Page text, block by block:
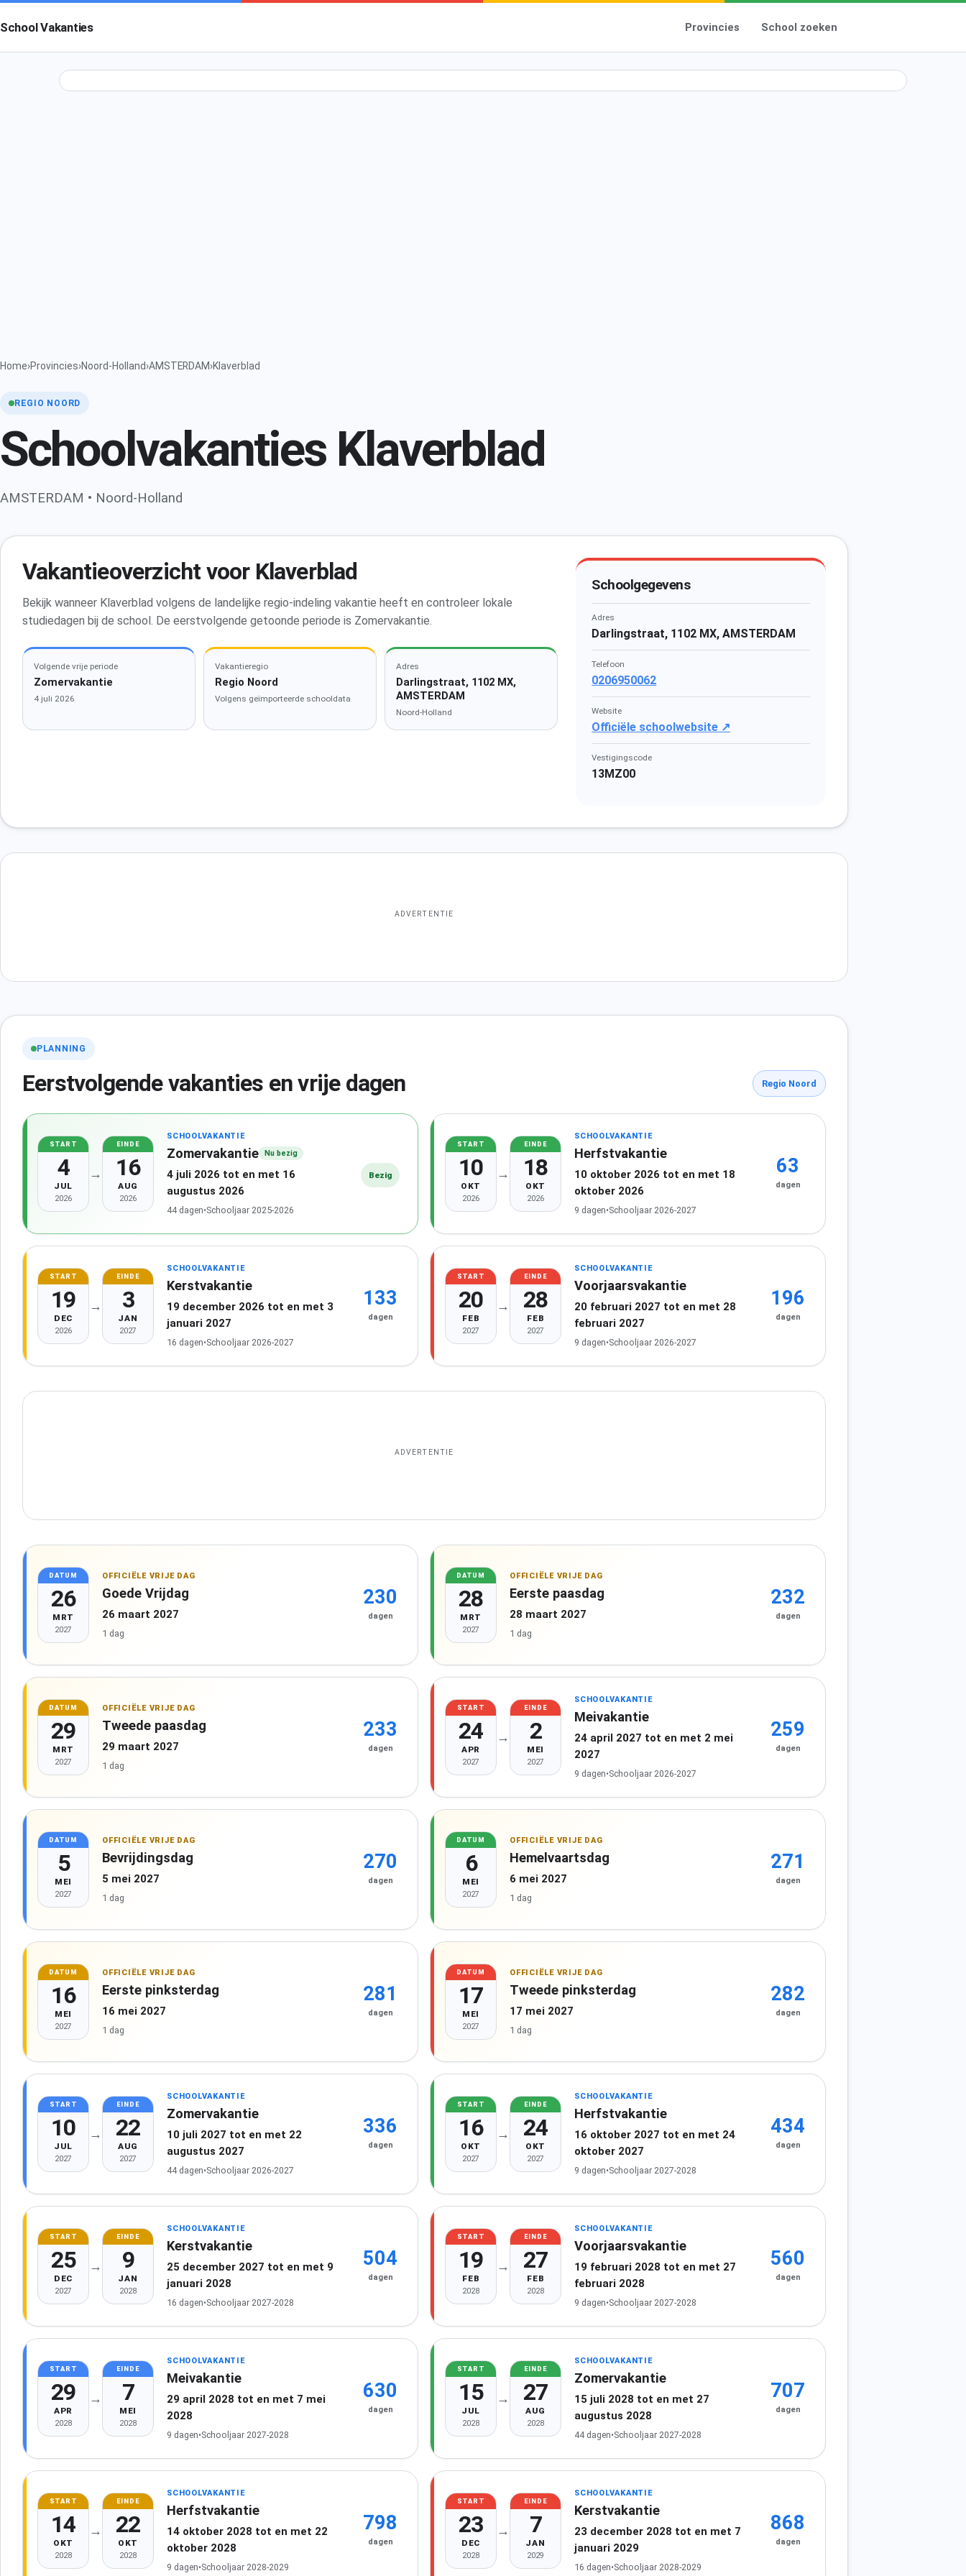
School Vakanties Provincies School zoeken
Home›Provincies›Noord-Holland›AMSTERDAM›Klaverblad
REGIO NOORD
Schoolvakanties Klaverblad
AMSTERDAM • Noord-Holland
Vakantieoverzicht voor Klaverblad
Bekijk wanneer Klaverblad volgens de landelijke regio-indeling vakantie heeft en controleer lokale
studiedagen bij de school. De eerstvolgende getoonde periode is Zomervakantie.
Volgende vrije periode
Zomervakantie
4 juli 2026
Vakantieregio
Regio Noord
Volgens geïmporteerde schooldata
Adres
Darlingstraat, 1102 MX,
AMSTERDAM
Noord-Holland
Schoolgegevens
Adres
Darlingstraat, 1102 MX, AMSTERDAM
Telefoon
0206950062
Website
Officiële schoolwebsite ↗
Vestigingscode
13MZ00
ADVERTENTIE
PLANNING
Eerstvolgende vakanties en vrije dagen Regio Noord
START
4
JUL
2026
→
EINDE
16
AUG
2026
SCHOOLVAKANTIE
Zomervakantie Nu bezig
4 juli 2026 tot en met 16
augustus 2026
44 dagen•Schooljaar 2025-2026
Bezig
START
10
OKT
2026
→
EINDE
18
OKT
2026
SCHOOLVAKANTIE
Herfstvakantie
10 oktober 2026 tot en met 18
oktober 2026
9 dagen•Schooljaar 2026-2027
63
dagen
START
19
DEC
2026
→
EINDE
3
JAN
2027
SCHOOLVAKANTIE
Kerstvakantie
19 december 2026 tot en met 3
januari 2027
16 dagen•Schooljaar 2026-2027
133
dagen
START
20
FEB
2027
→
EINDE
28
FEB
2027
SCHOOLVAKANTIE
Voorjaarsvakantie
20 februari 2027 tot en met 28
februari 2027
9 dagen•Schooljaar 2026-2027
196
dagen
ADVERTENTIE
DATUM
26
MRT
2027
OFFICIËLE VRIJE DAG
Goede Vrijdag
26 maart 2027
1 dag
230
dagen
DATUM
28
MRT
2027
OFFICIËLE VRIJE DAG
Eerste paasdag
28 maart 2027
1 dag
232
dagen
DATUM
29
MRT
2027
OFFICIËLE VRIJE DAG
Tweede paasdag
29 maart 2027
1 dag
233
dagen
START
24
APR
2027
→
EINDE
2
MEI
2027
SCHOOLVAKANTIE
Meivakantie
24 april 2027 tot en met 2 mei
2027
9 dagen•Schooljaar 2026-2027
259
dagen
DATUM
5
MEI
2027
OFFICIËLE VRIJE DAG
Bevrijdingsdag
5 mei 2027
1 dag
270
dagen
DATUM
6
MEI
2027
OFFICIËLE VRIJE DAG
Hemelvaartsdag
6 mei 2027
1 dag
271
dagen
DATUM
16
MEI
2027
OFFICIËLE VRIJE DAG
Eerste pinksterdag
16 mei 2027
1 dag
281
dagen
DATUM
17
MEI
2027
OFFICIËLE VRIJE DAG
Tweede pinksterdag
17 mei 2027
1 dag
282
dagen
START
10
JUL
2027
→
EINDE
22
AUG
2027
SCHOOLVAKANTIE
Zomervakantie
10 juli 2027 tot en met 22
augustus 2027
44 dagen•Schooljaar 2026-2027
336
dagen
START
16
OKT
2027
→
EINDE
24
OKT
2027
SCHOOLVAKANTIE
Herfstvakantie
16 oktober 2027 tot en met 24
oktober 2027
9 dagen•Schooljaar 2027-2028
434
dagen
START
25
DEC
2027
→
EINDE
9
JAN
2028
SCHOOLVAKANTIE
Kerstvakantie
25 december 2027 tot en met 9
januari 2028
16 dagen•Schooljaar 2027-2028
504
dagen
START
19
FEB
2028
→
EINDE
27
FEB
2028
SCHOOLVAKANTIE
Voorjaarsvakantie
19 februari 2028 tot en met 27
februari 2028
9 dagen•Schooljaar 2027-2028
560
dagen
START
29
APR
2028
→
EINDE
7
MEI
2028
SCHOOLVAKANTIE
Meivakantie
29 april 2028 tot en met 7 mei
2028
9 dagen•Schooljaar 2027-2028
630
dagen
START
15
JUL
2028
→
EINDE
27
AUG
2028
SCHOOLVAKANTIE
Zomervakantie
15 juli 2028 tot en met 27
augustus 2028
44 dagen•Schooljaar 2027-2028
707
dagen
START
14
OKT
2028
→
EINDE
22
OKT
2028
SCHOOLVAKANTIE
Herfstvakantie
14 oktober 2028 tot en met 22
oktober 2028
9 dagen•Schooljaar 2028-2029
798
dagen
START
23
DEC
2028
→
EINDE
7
JAN
2029
SCHOOLVAKANTIE
Kerstvakantie
23 december 2028 tot en met 7
januari 2029
16 dagen•Schooljaar 2028-2029
868
dagen